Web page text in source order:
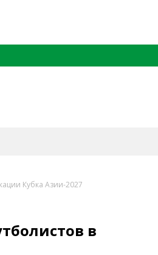
Кубка Азии-2027
в